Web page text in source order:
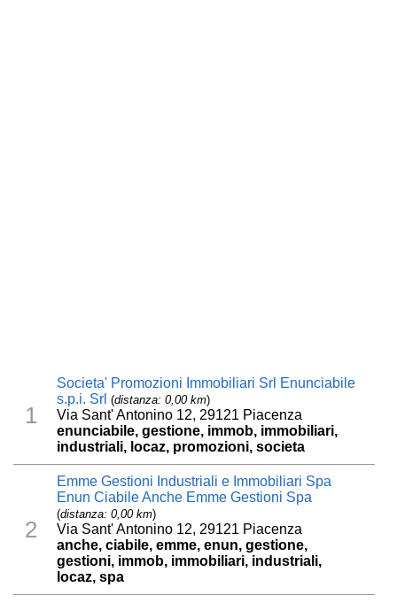
1
Societa' Promozioni Immobiliari Srl Enunciabile
s.p.i. Srl (distanza: 0,00 km)
Via Sant' Antonino 12, 29121 Piacenza
enunciabile, gestione, immob, immobiliari,
industriali, locaz, promozioni, societa
2
Emme Gestioni Industriali e Immobiliari Spa
Enun Ciabile Anche Emme Gestioni Spa
(distanza: 0,00 km)
Via Sant' Antonino 12, 29121 Piacenza
anche, ciabile, emme, enun, gestione,
gestioni, immob, immobiliari, industriali,
locaz, spa